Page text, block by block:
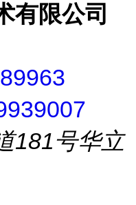
有限公司
181号华立